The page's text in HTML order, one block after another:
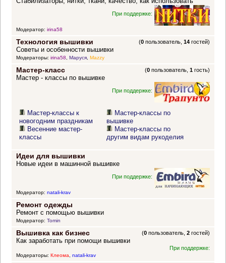
При поддержке:
Модератор: irina58
Технология вышивки (0 пользователь,14 гостей)
Советы и особенности вышивки
Модераторы: irina58, Маруся, Mazzy
Мастер-класс (0 пользователь,1 гость)
Мастер - классы по вышивке
При поддержке:
Мастер-классы к
новогодним праздникам
Весенние мастер-
классы
Мастер-классы по
вышивке
Мастер-классы по
другим видам рукоделия
Идеи для вышивки
Новые идеи в машинной вышивке
При поддержке:
Модератор: natali-krav
Ремонт одежды
Ремонт с помощью вышивки
Модератор: Tomin
Вышивка как бизнес (0 пользователь,2 гостей)
Как заработать при помощи вышивки
При поддержке:
Модераторы: Клеома, natali-krav